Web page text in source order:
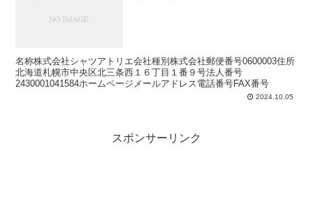
名称株式会社シャツアトリエ会社種別株式会社郵便番号0600003住所
北海道札幌市中央区北三条西１６丁目１番９号法人番号
2430001041584ホームページメールアドレス電話番号FAX番号
2024.10.05
スポンサーリンク